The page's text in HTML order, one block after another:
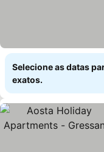
Selecione as datas
exatos.